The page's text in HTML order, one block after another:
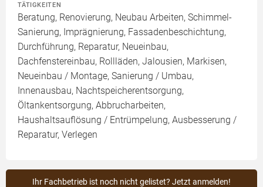
TÄTIGKEITEN
Beratung, Renovierung, Neubau Arbeiten, Schimmel-
Sanierung, Imprägnierung, Fassadenbeschichtung,
Durchführung, Reparatur, Neueinbau,
Dachfenstereinbau, Rollläden, Jalousien, Markisen,
Neueinbau / Montage, Sanierung / Umbau,
Innenausbau, Nachtspeicherentsorgung,
Öltankentsorgung, Abbrucharbeiten,
Haushaltsauflösung / Entrümpelung, Ausbesserung /
Reparatur, Verlegen
Ihr Fachbetrieb ist noch nicht gelistet? Jetzt anmelden!